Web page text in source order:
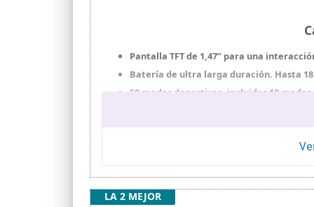
Pantalla TFT de 1,47” para una
Batería de ultra larga duración. Hasta
50 modos deportivos, incluidos 10
Correas y esferas de reloj
opción de personalizar la pantalla con
LA 2 MEJOR